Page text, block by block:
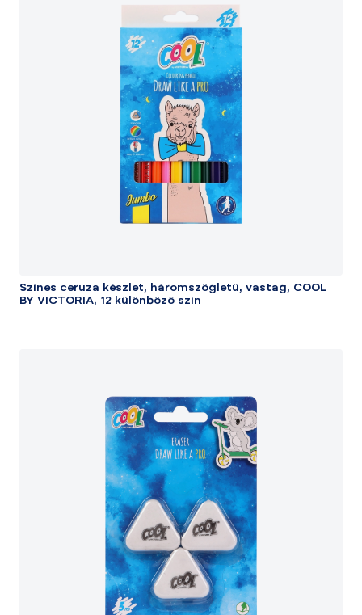
Színes ceruza készlet, háromszögletű, vastag, COOL
BY VICTORIA, 12 különböző szín